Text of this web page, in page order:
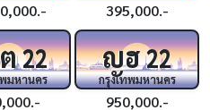
395,000.-
22
มหานคร
ญฮ22
กรุงเทพมหานคร
950,000.-